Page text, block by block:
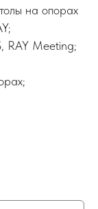
на опорах
RAY Meeting;